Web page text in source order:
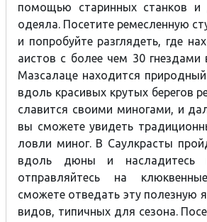
помощью старинных станков и
одеяла. Посетите ремесленную
и попробуйте разглядеть, где
аистов с более чем 30 гнездами
Мазсалаце находится
вдоль красивых крутых берегов
славится своими миногами, и
вы сможете увидеть
ловли миног. В Саулкрасты
вдоль дюны и насладитесь
отправляйтесь на
сможете отведать эту полезную
видов, типичных для сезона.